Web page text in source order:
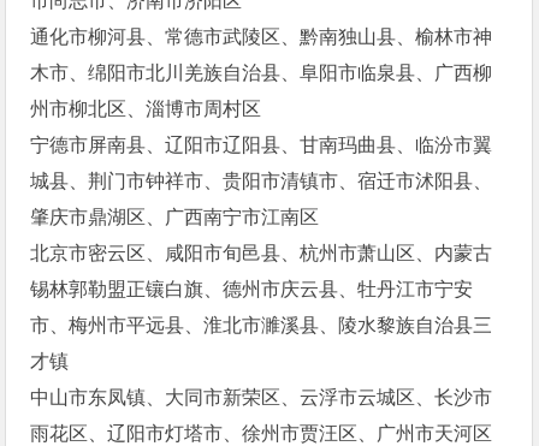
通化市柳河县、常德市武陵区、黔南独山县、榆林市神
木市、绵阳市北川羌族自治县、阜阳市临泉县、广西柳
州市柳北区、淄博市周村区
宁德市屏南县、辽阳市辽阳县、甘南玛曲县、临汾市翼
城县、荆门市钟祥市、贵阳市清镇市、宿迁市沭阳县、
肇庆市鼎湖区、广西南宁市江南区
北京市密云区、咸阳市旬邑县、杭州市萧山区、内蒙古
锡林郭勒盟正镶白旗、德州市庆云县、牡丹江市宁安
市、梅州市平远县、淮北市濉溪县、陵水黎族自治县三
才镇
中山市东凤镇、大同市新荣区、云浮市云城区、长沙市
雨花区、辽阳市灯塔市、徐州市贾汪区、广州市天河区